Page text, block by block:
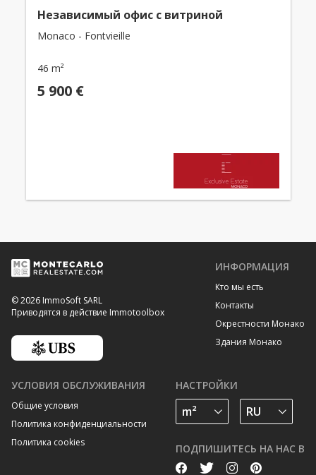
Независимый офис с витриной
Monaco - Fontvieille
46 m²
5 900 €
© 2026 ImmoSoft SARL
Приводятся в действие Immotoolbox
ИНФОРМАЦИЯ
Кто мы есть
Контакты
Окрестности Монако
Здания Монако
УСЛОВИЯ ОБСЛУЖИВАНИЯ
Общие условия
Политика конфиденциальности
Политика cookies
НАСТРОЙКИ
ПОДПИШИТЕСЬ НА НАС В